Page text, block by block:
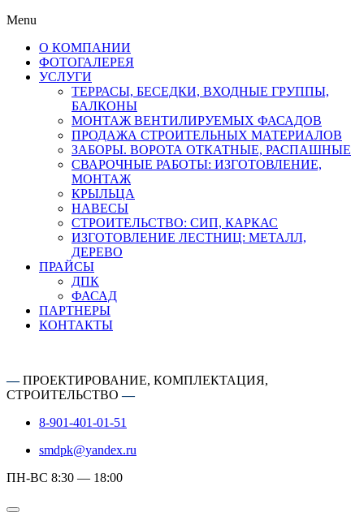
Menu
О КОМПАНИИ
ФОТОГАЛЕРЕЯ
УСЛУГИ
ТЕРРАСЫ, БЕСЕДКИ, ВХОДНЫЕ ГРУППЫ,
БАЛКОНЫ
МОНТАЖ ВЕНТИЛИРУЕМЫХ ФАСАДОВ
ПРОДАЖА СТРОИТЕЛЬНЫХ МАТЕРИАЛОВ
ЗАБОРЫ. ВОРОТА ОТКАТНЫЕ, РАСПАШНЫЕ
СВАРОЧНЫЕ РАБОТЫ: ИЗГОТОВЛЕНИЕ,
МОНТАЖ
КРЫЛЬЦА
НАВЕСЫ
СТРОИТЕЛЬСТВО: СИП, КАРКАС
ИЗГОТОВЛЕНИЕ ЛЕСТНИЦ: МЕТАЛЛ,
ДЕРЕВО
ПРАЙСЫ
ДПК
ФАСАД
ПАРТНЕРЫ
КОНТАКТЫ
—ПРОЕКТИРОВАНИЕ, КОМПЛЕКТАЦИЯ,
СТРОИТЕЛЬСТВО—
8-901-401-01-51
smdpk@yandex.ru
ПН-ВС 8:30 — 18:00